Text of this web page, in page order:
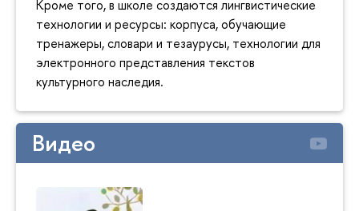
Кроме того, в школе создаются лингвистические
технологии и ресурсы: корпуса, обучающие
тренажеры, словари и тезаурусы, технологии для
электронного представления текстов
культурного наследия.
Видео